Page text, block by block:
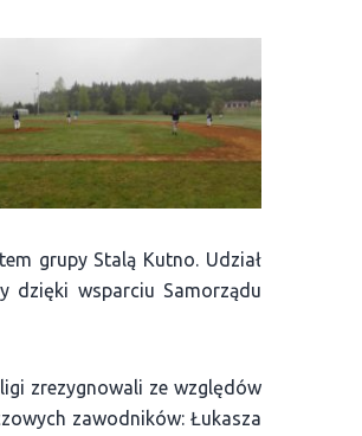
grupy Stalą Kutno. Udział
dzięki wsparciu Samorządu
zrezygnowali ze względów
zawodników: Łukasza